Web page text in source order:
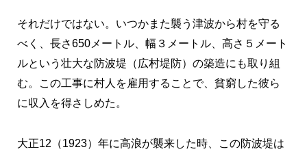
それだけではない。いつかまた襲う津波から村を守る
べく、長さ650メートル、幅３メートル、高さ５メート
ルという壮大な防波堤（広村堤防）の築造にも取り組
む。この工事に村人を雇用することで、貧窮した彼ら
に収入を得さしめた。
大正12（1923）年に高浪が襲来した時、この防波堤は